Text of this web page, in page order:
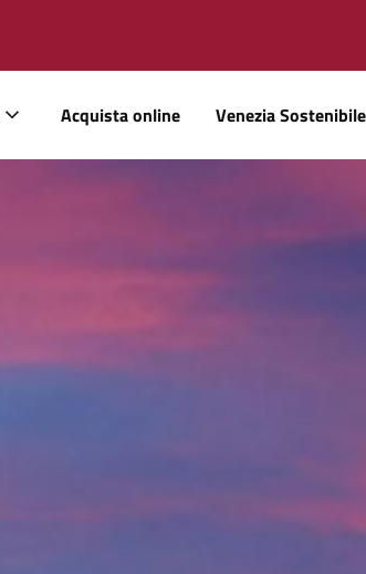
Acquista online Venezia Sostenibile